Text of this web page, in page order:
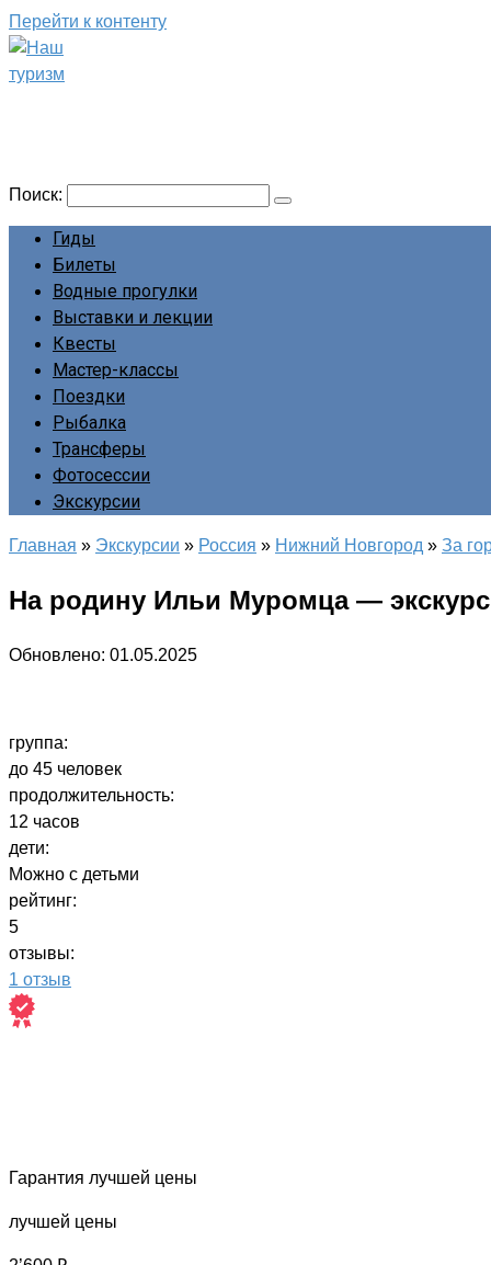
Перейти к контенту
Поиск:
Гиды
Билеты
Водные прогулки
Выставки и лекции
Квесты
Мастер-классы
Поездки
Рыбалка
Трансферы
Фотосессии
Экскурсии
Главная » Экскурсии » Россия » Нижний Новгород » За
На родину Ильи Муромца —
Обновлено: 01.05.2025
группа:
до 45 человек
продолжительность:
12 часов
дети:
Можно с детьми
рейтинг:
5
отзывы:
1 отзыв
Гарантия лучшей цены
лучшей цены